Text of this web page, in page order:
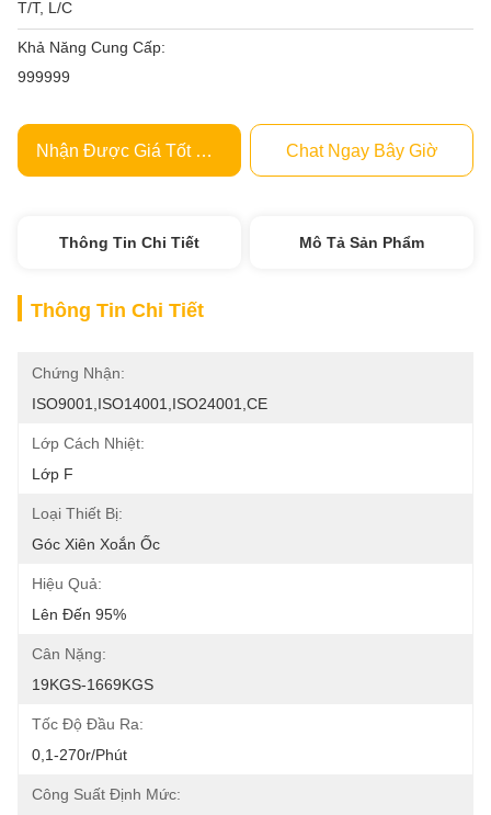
T/T, L/C
Khả Năng Cung Cấp:
999999
Nhận Được Giá Tốt Nhất Chat Ngay Bây Giờ
Thông Tin Chi Tiết Mô Tả Sản Phẩm
Thông Tin Chi Tiết
Chứng Nhận:
ISO9001,ISO14001,ISO24001,CE
Lớp Cách Nhiệt:
Lớp F
Loại Thiết Bị:
Góc Xiên Xoắn Ốc
Hiệu Quả:
Lên Đến 95%
Cân Nặng:
19KGS-1669KGS
Tốc Độ Đầu Ra:
0,1-270r/phút
Công Suất Định Mức: